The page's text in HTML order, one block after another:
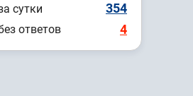
сутки 354
ответов 4